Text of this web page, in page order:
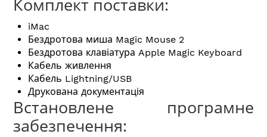
Комплект поставки:
iMac
Бездротова миша Magic Mouse 2
Бездротова клавіатура Apple Magic Keyboard
Кабель живлення
Кабель Lightning/USB
Друкована документація
Встановлене програмне
забезпечення: